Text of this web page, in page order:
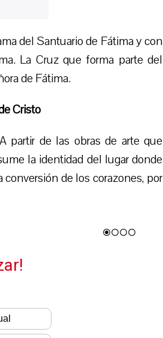
del Santuario de Fátima y con
La Cruz que forma parte del
de Fátima.
Cristo
partir de las obras de arte que
la identidad del lugar donde
de los corazones, por